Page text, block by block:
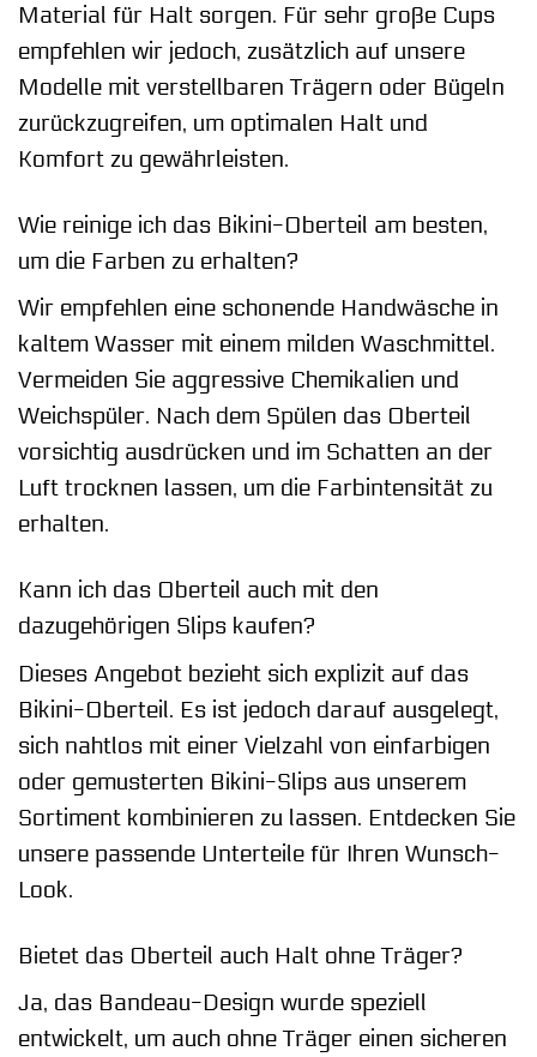
Material für Halt sorgen. Für sehr große Cups
empfehlen wir jedoch, zusätzlich auf unsere
Modelle mit verstellbaren Trägern oder Bügeln
zurückzugreifen, um optimalen Halt und
Komfort zu gewährleisten.
Wie reinige ich das Bikini-Oberteil am besten,
um die Farben zu erhalten?
Wir empfehlen eine schonende Handwäsche in
kaltem Wasser mit einem milden Waschmittel.
Vermeiden Sie aggressive Chemikalien und
Weichspüler. Nach dem Spülen das Oberteil
vorsichtig ausdrücken und im Schatten an der
Luft trocknen lassen, um die Farbintensität zu
erhalten.
Kann ich das Oberteil auch mit den
dazugehörigen Slips kaufen?
Dieses Angebot bezieht sich explizit auf das
Bikini-Oberteil. Es ist jedoch darauf ausgelegt,
sich nahtlos mit einer Vielzahl von einfarbigen
oder gemusterten Bikini-Slips aus unserem
Sortiment kombinieren zu lassen. Entdecken Sie
unsere passende Unterteile für Ihren Wunsch-
Look.
Bietet das Oberteil auch Halt ohne Träger?
Ja, das Bandeau-Design wurde speziell
entwickelt, um auch ohne Träger einen sicheren